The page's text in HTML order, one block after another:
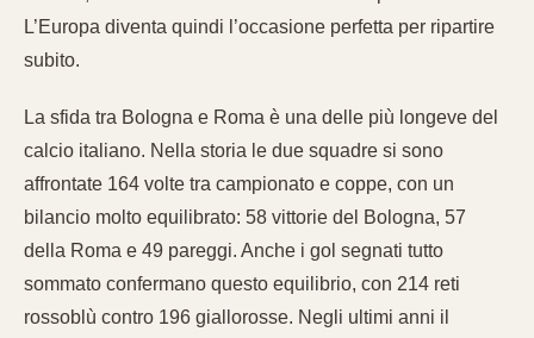
L’Europa diventa quindi l’occasione perfetta per ripartire
subito.
La sfida tra Bologna e Roma è una delle più longeve del
calcio italiano. Nella storia le due squadre si sono
affrontate 164 volte tra campionato e coppe, con un
bilancio molto equilibrato: 58 vittorie del Bologna, 57
della Roma e 49 pareggi. Anche i gol segnati tutto
sommato confermano questo equilibrio, con 214 reti
rossoblù contro 196 giallorosse. Negli ultimi anni il